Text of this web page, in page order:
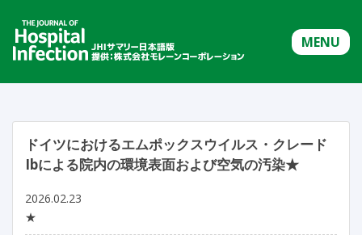
MENU
ドイツにおけるエムポックスウイルス・クレード
Ibによる院内の環境表面および空気の汚染★
2026.02.23
★